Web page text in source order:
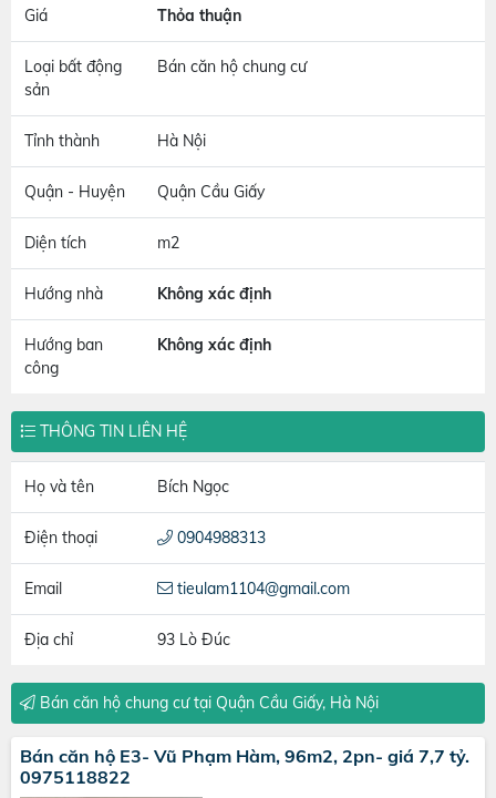
Giá Thỏa thuận
Loại bất động
sản
Bán căn hộ chung cư
Tỉnh thành Hà Nội
Quận - Huyện Quận Cầu Giấy
Diện tích m2
Hướng nhà Không xác định
Hướng ban
công
Không xác định
THÔNG TIN LIÊN HỆ
Họ và tên Bích Ngọc
Điện thoại 0904988313
Email tieulam1104@gmail.com
Địa chỉ 93 Lò Đúc
Bán căn hộ chung cư tại Quận Cầu Giấy, Hà Nội
Bán căn hộ E3- Vũ Phạm Hàm, 96m2, 2pn- giá 7,7 tỷ.
0975118822